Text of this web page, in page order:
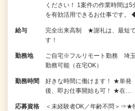
ください！ 1案件の作業時間は
を有効活用できるお仕事です
給与
完全出来高制 ★謝礼は、最短で
す！
勤務地
ご自宅※フルリモート勤務 埼
勤務可能（在宅OK）
勤務時間
好きな時間に働けます！ ★単発
後、即お仕事開始も可！ ★在…
応募資格
＜未経験者OK／年齢不問＞⇒★